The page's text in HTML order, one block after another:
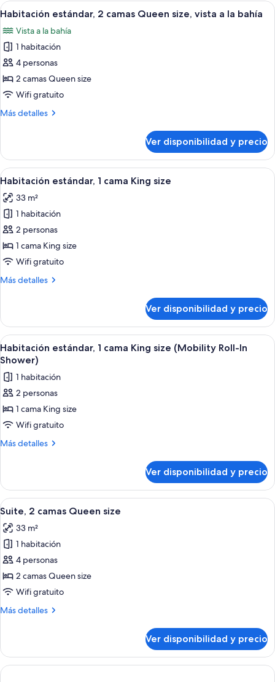
a
bahía
cama
size,
vista
la
bahía
Ver
todas
las
fotos
de
Habitación
estándar,
camas
vista
a
la
bahía
Habitación de hotel con dos camas,
7
Habitación estándar, 2 camas Queen size, vista a la bahía
Vista a la bahía
1 habitación
4 personas
2 camas Queen size
Wifi gratuito
Más detalles
Más
estándar,
camas
size,
vista
la
bahía
Ver disponibilidad y precio
Ver
todas
las
fotos
de
Habitación
estándar,
cama
Un baño con inodoro, ducha con
8
Habitación estándar, 1 cama King size
33 m²
1 habitación
2 personas
1 cama King size
Wifi gratuito
Más detalles
Más
estándar,
cama
King
Ver disponibilidad y precio
Ver
todas
las
fotos
de
Habitación
estándar,
1
size
(Mobility
Roll-
In
Shower)
Un baño pequeño y moderno con
5
Habitación estándar, 1 cama King size (Mobility Roll-In
Shower)
1 habitación
2 personas
1 cama King size
Wifi gratuito
Más detalles
Más
estándar,
cama
size
(Mobility
Roll-
In
Shower)
Ver disponibilidad y precio
Ver
todas
las
fotos
de
Suite,
2
Queen
Un baño con inodoro, ducha con
7
Suite, 2 camas Queen size
33 m²
1 habitación
4 personas
2 camas Queen size
Wifi gratuito
Más detalles
Más
2
camas
Queen
Ver disponibilidad y precio